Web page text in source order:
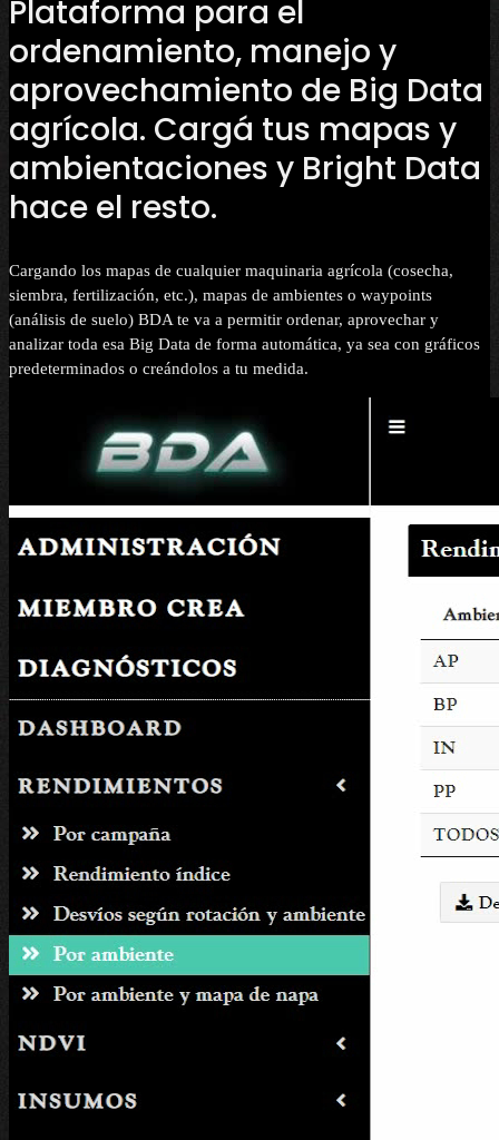
EQUIPO
CONTACTO
CLIENTES
Plataforma para el
ordenamiento, manejo y
aprovechamiento de Big Data
agrícola. Cargá tus mapas y
ambientaciones y Bright Data
hace el resto.
Cargando los mapas de cualquier maquinaria agrícola (cosecha,
siembra, fertilización, etc.), mapas de ambientes o waypoints
(análisis de suelo) BDA te va a permitir ordenar, aprovechar y
analizar toda esa Big Data de forma automática, ya sea con gráficos
predeterminados o creándolos a tu medida.